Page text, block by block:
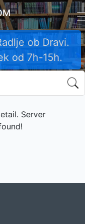
ob Dravi.
od 7h-15h.
Server